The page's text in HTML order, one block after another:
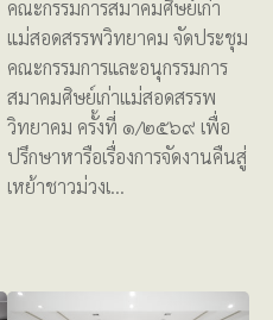
คณะกรรมการสมาคมศิษย์เก่า
แม่สอดสรรพวิทยาคม จัดประชุม
คณะกรรมการและอนุกรรมการ
สมาคมศิษย์เก่าแม่สอดสรรพ
วิทยาคม ครั้งที่ ๑/๒๕๖๙ เพื่อ
ปรึกษาหารือเรื่องการจัดงานคืนสู่
เหย้าชาวม่วงเ…